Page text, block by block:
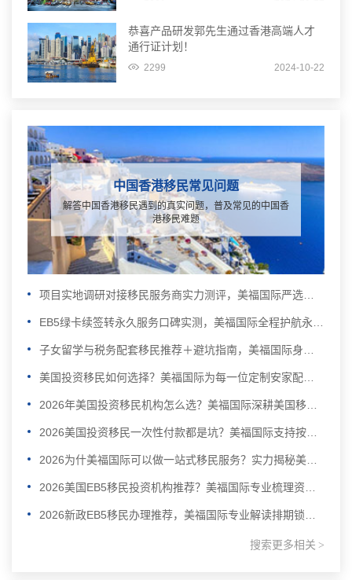
恭喜产品研发郭先生通过香港高端人才
通行证计划！
2299 2024-10-22
中国香港移民常见问题
解答中国香港移民遇到的真实问题，普及常见的中国香
港移民难题
搜索更多相关 >